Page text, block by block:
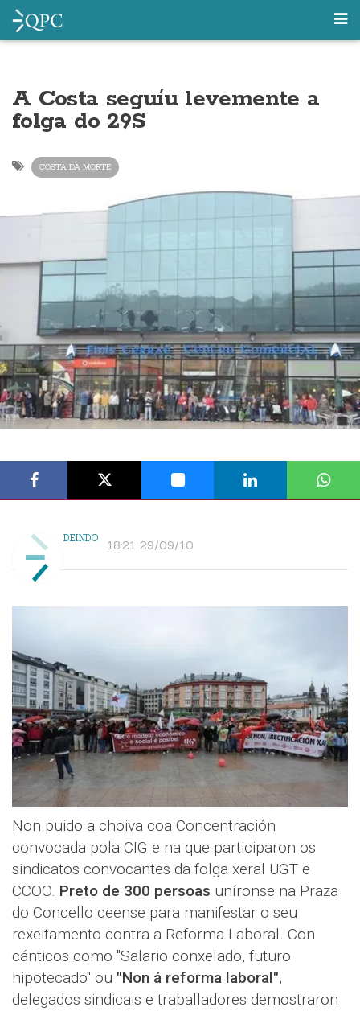
A Costa seguíu levemente a
folga do 29S
COSTA DA MORTE
DEINDO 18:21 29/09/10
Non puido a choiva coa Concentración
convocada pola CIG e na que participaron os
sindicatos convocantes da folga xeral UGT e
CCOO. Preto de 300 persoas uníronse na Praza
do Concello ceense para manifestar o seu
rexeitamento contra a Reforma Laboral. Con
cánticos como "Salario conxelado, futuro
hipotecado" ou "Non á reforma laboral",
delegados sindicais e traballadores demostraron